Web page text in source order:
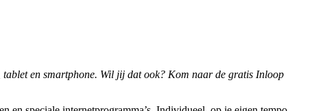
en smartphone. Wil jij dat ook? Kom naar de gratis Inloop